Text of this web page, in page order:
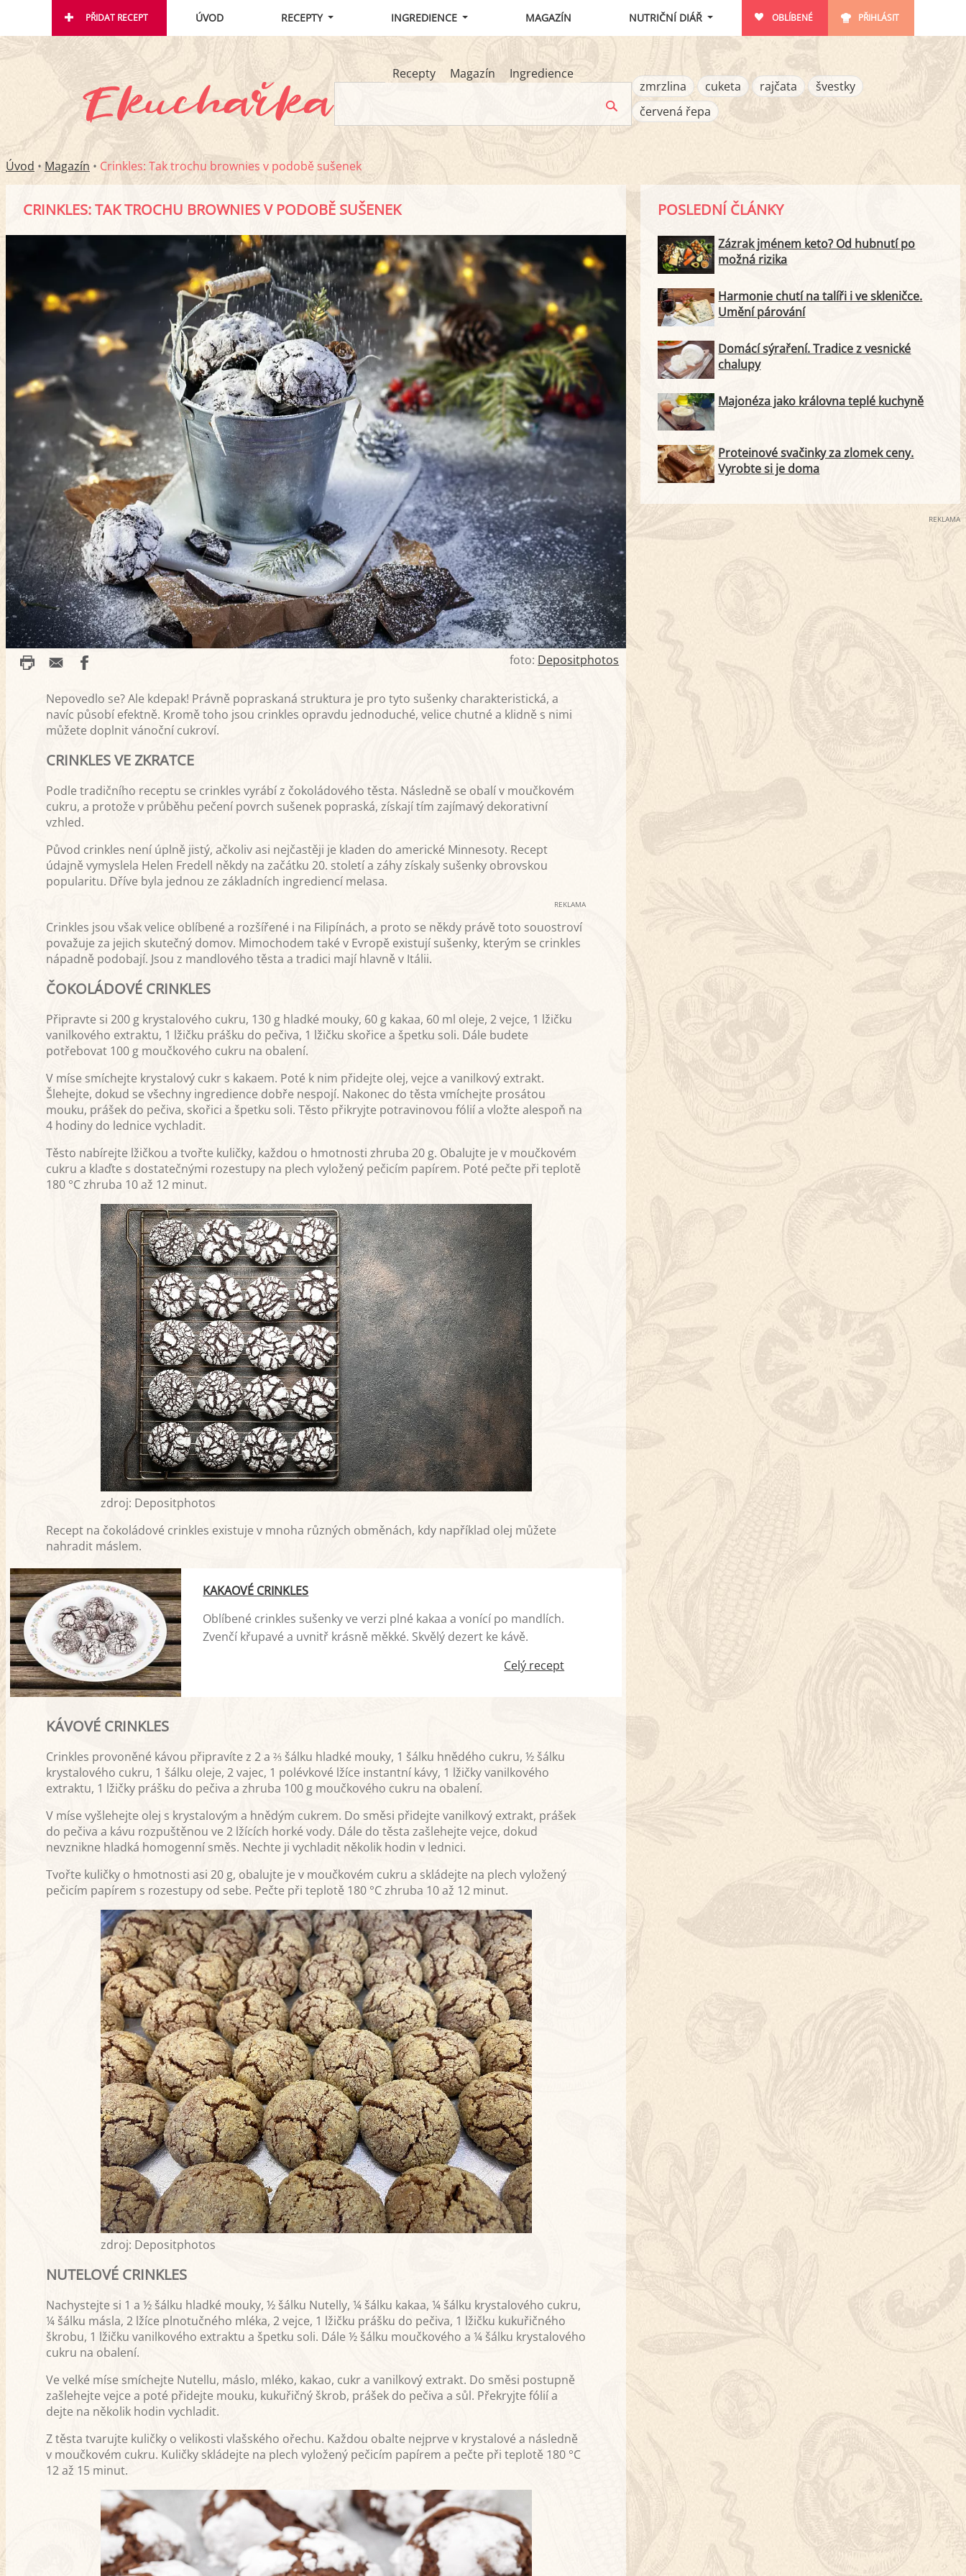
PŘIDAT RECEPT ÚVOD RECEPTY INGREDIENCE MAGAZÍN NUTRIČNÍ DIÁŘ OBLÍBENÉ PŘIHLÁSIT
Recepty Magazín
Ingredience
zmrzlina
cuketa rajčata
švestky
červená řepa
Úvod • Magazín • Crinkles: Tak trochu brownies v podobě sušenek
CRINKLES: TAK TROCHU BROWNIES V PODOBĚ SUŠENEK
foto: Depositphotos
Nepovedlo se? Ale kdepak! Právně popraskaná struktura je pro tyto sušenky charakteristická, a
navíc působí efektně. Kromě toho jsou crinkles opravdu jednoduché, velice chutné a klidně s nimi
můžete doplnit vánoční cukroví.
CRINKLES VE ZKRATCE
Podle tradičního receptu se crinkles vyrábí z čokoládového těsta. Následně se obalí v moučkovém
cukru, a protože v průběhu pečení povrch sušenek popraská, získají tím zajímavý dekorativní
vzhled.
Původ crinkles není úplně jistý, ačkoliv asi nejčastěji je kladen do americké Minnesoty. Recept
údajně vymyslela Helen Fredell někdy na začátku 20. století a záhy získaly sušenky obrovskou
popularitu. Dříve byla jednou ze základních ingrediencí melasa.
REKLAMA
Crinkles jsou však velice oblíbené a rozšířené i na Filipínách, a proto se někdy právě toto souostroví
považuje za jejich skutečný domov. Mimochodem také v Evropě existují sušenky, kterým se crinkles
nápadně podobají. Jsou z mandlového těsta a tradici mají hlavně v Itálii.
ČOKOLÁDOVÉ CRINKLES
Připravte si 200 g krystalového cukru, 130 g hladké mouky, 60 g kakaa, 60 ml oleje, 2 vejce, 1 lžičku
vanilkového extraktu, 1 lžičku prášku do pečiva, 1 lžičku skořice a špetku soli. Dále budete
potřebovat 100 g moučkového cukru na obalení.
V míse smíchejte krystalový cukr s kakaem. Poté k nim přidejte olej, vejce a vanilkový extrakt.
Šlehejte, dokud se všechny ingredience dobře nespojí. Nakonec do těsta vmíchejte prosátou
mouku, prášek do pečiva, skořici a špetku soli. Těsto přikryjte potravinovou fólií a vložte alespoň na
4 hodiny do lednice vychladit.
Těsto nabírejte lžičkou a tvořte kuličky, každou o hmotnosti zhruba 20 g. Obalujte je v moučkovém
cukru a klaďte s dostatečnými rozestupy na plech vyložený pečicím papírem. Poté pečte při teplotě
180 °C zhruba 10 až 12 minut.
zdroj: Depositphotos
Recept na čokoládové crinkles existuje v mnoha různých obměnách, kdy například olej můžete
nahradit máslem.
KAKAOVÉ CRINKLES
Oblíbené crinkles sušenky ve verzi plné kakaa a vonící po mandlích.
Zvenčí křupavé a uvnitř krásně měkké. Skvělý dezert ke kávě.
Celý recept
KÁVOVÉ CRINKLES
Crinkles provoněné kávou připravíte z 2 a ⅔ šálku hladké mouky, 1 šálku hnědého cukru, ½ šálku
krystalového cukru, 1 šálku oleje, 2 vajec, 1 polévkové lžíce instantní kávy, 1 lžičky vanilkového
extraktu, 1 lžičky prášku do pečiva a zhruba 100 g moučkového cukru na obalení.
V míse vyšlehejte olej s krystalovým a hnědým cukrem. Do směsi přidejte vanilkový extrakt, prášek
do pečiva a kávu rozpuštěnou ve 2 lžících horké vody. Dále do těsta zašlehejte vejce, dokud
nevznikne hladká homogenní směs. Nechte ji vychladit několik hodin v lednici.
Tvořte kuličky o hmotnosti asi 20 g, obalujte je v moučkovém cukru a skládejte na plech vyložený
pečicím papírem s rozestupy od sebe. Pečte při teplotě 180 °C zhruba 10 až 12 minut.
zdroj: Depositphotos
NUTELOVÉ CRINKLES
Nachystejte si 1 a ½ šálku hladké mouky, ½ šálku Nutelly, ¼ šálku kakaa, ¼ šálku krystalového cukru,
¼ šálku másla, 2 lžíce plnotučného mléka, 2 vejce, 1 lžičku prášku do pečiva, 1 lžičku kukuřičného
škrobu, 1 lžičku vanilkového extraktu a špetku soli. Dále ½ šálku moučkového a ¼ šálku krystalového
cukru na obalení.
Ve velké míse smíchejte Nutellu, máslo, mléko, kakao, cukr a vanilkový extrakt. Do směsi postupně
zašlehejte vejce a poté přidejte mouku, kukuřičný škrob, prášek do pečiva a sůl. Překryjte fólií a
dejte na několik hodin vychladit.
Z těsta tvarujte kuličky o velikosti vlašského ořechu. Každou obalte nejprve v krystalové a následně
v moučkovém cukru. Kuličky skládejte na plech vyložený pečicím papírem a pečte při teplotě 180 °C
12 až 15 minut.
POSLEDNÍ ČLÁNKY
Zázrak jménem keto? Od hubnutí po
možná rizika
Harmonie chutí na talíři i ve skleničce.
Umění párování
Domácí sýraření. Tradice z vesnické
chalupy
Majonéza jako královna teplé kuchyně
Proteinové svačinky za zlomek ceny.
Vyrobte si je doma
REKLAMA